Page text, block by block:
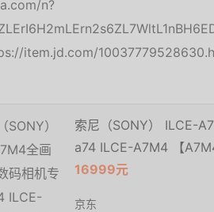
索尼（SONY） ILCE-
a74 ILCE-A7M4 【
16999元
京东